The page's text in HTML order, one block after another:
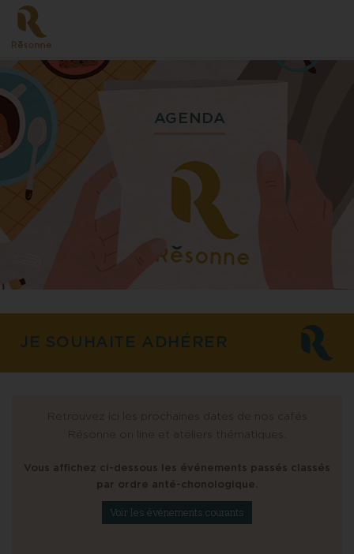
Skip
content
AGENDA
JE SOUHAITE ADHÉRER
Retrouvez ici les prochaines dates de nos cafés
Résonne on line et ateliers thématiques.
Vous affichez ci-dessous les événements passés classés
par ordre anté-chonologique.
Voir les événements courants